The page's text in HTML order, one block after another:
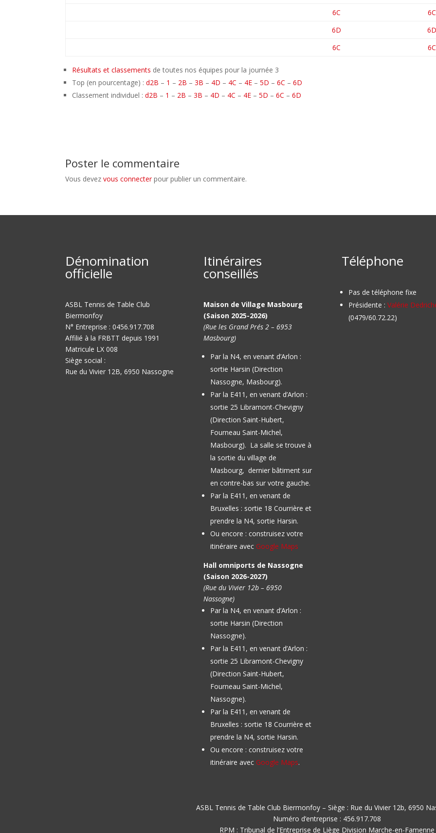
6C
6C
6D
6D
6C
6C
Résultats et classements de toutes nos équipes pour la journée 3
Top (en pourcentage) :d2B – 1 – 2B –3B – 4D – 4C – 4E –5D –6C –6D
Classement individuel :d2B – 1 – 2B –3B – 4D – 4C – 4E –5D –6C –6D
Poster le commentaire
Vous devezvous connecterpour publier un commentaire.
Dénomination
officielle
ASBL Tennis de Table Club
Biermonfoy
N° Entreprise : 0456.917.708
Affilié à la FRBTT depuis 1991
Matricule LX 008
Siège social :
Rue du Vivier 12B, 6950 Nassogne
Itinéraires
conseillés
Maison de Village Masbourg
(Saison 2025-2026)
(Rue les Grand Prés 2 – 6953
Masbourg)
Par la N4, en venant d’Arlon :
sortie Harsin (Direction
Nassogne, Masbourg).
Par la E411, en venant d’Arlon :
sortie 25 Libramont-Chevigny
(Direction Saint-Hubert,
Fourneau Saint-Michel,
Masbourg). La salle se trouve à
la sortie du village de
Masbourg, dernier bâtiment sur
en contre-bas sur votre gauche.
Par la E411, en venant de
Bruxelles : sortie 18 Courrière et
prendre la N4, sortie Harsin.
Ou encore : construisez votre
itinéraire avec Google Maps
Hall omniports de Nassogne
(Saison 2026-2027)
(Rue du Vivier 12b – 6950
Nassogne)
Par la N4, en venant d’Arlon :
sortie Harsin (Direction
Nassogne).
Par la E411, en venant d’Arlon :
sortie 25 Libramont-Chevigny
(Direction Saint-Hubert,
Fourneau Saint-Michel,
Nassogne).
Par la E411, en venant de
Bruxelles : sortie 18 Courrière et
prendre la N4, sortie Harsin.
Ou encore : construisez votre
itinéraire avec Google Maps.
Téléphone
Pas de téléphone fixe
Présidente : Valérie
(0479/60.72.22)
ASBL Tennis de Table Club Biermonfoy – Siège : Rue du Vivier 12b, 6950
Numéro d’entreprise : 456.917.708
RPM : Tribunal de l’Entreprise de Liège Division Marche-en-Famenne